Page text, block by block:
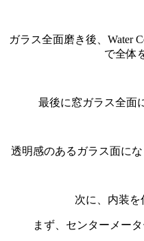
ガラス全面磨き後、Water
で全体
最後に窓ガラス全面
透明感のあるガラス面
次に、内装を
まず、センターメー